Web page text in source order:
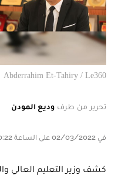
Abderrahim Et-Tahiry / Le360
تحرير من طرف وديع المودن
في 02/03/2022 على الساعة 20:22
كشف وزير التعليم العالي